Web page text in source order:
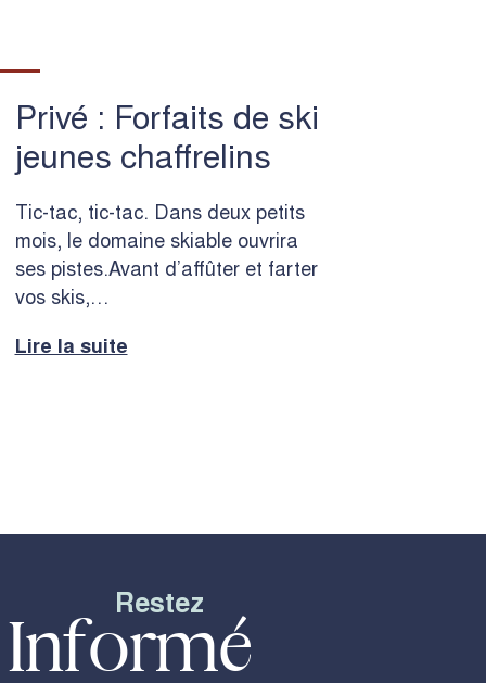
Privé : Forfaits de ski
jeunes chaffrelins
Tic-tac, tic-tac. Dans deux petits
mois, le domaine skiable ouvrira
ses pistes.Avant d’affûter et farter
vos skis,…
Lire la suite
Restez
Informé